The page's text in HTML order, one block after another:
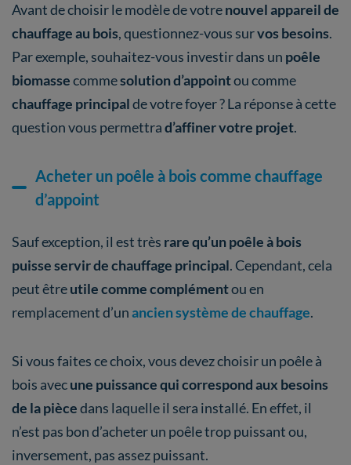
Avant de choisir le modèle de votrenouvel appareil de
chauffage au bois, questionnez-vous survos besoins.
Par exemple, souhaitez-vous investir dans un poêle
biomassecommesolution d’appointou comme
chauffage principalde votre foyer ? La réponse à cette
question vous permettrad’affiner votre projet.
Acheter un poêle à bois comme chauffage
d’appoint
Sauf exception, il esttrès rare qu’un poêle à bois
puisse servir de chauffage principal. Cependant, cela
peut êtreutile comme complémentou en
remplacement d’unancien système de chauffage.
Si vous faites ce choix, vous devez choisir un poêle à
bois avecune puissance qui correspond aux besoins
de la piècedans laquelle il sera installé. En effet, il
n’est pas bon d’acheter un poêle trop puissant ou,
inversement, pas assez puissant.